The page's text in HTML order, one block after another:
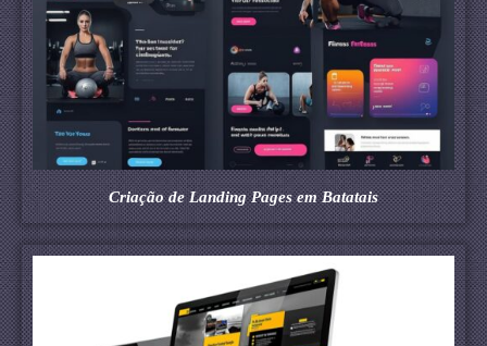
Criação de Landing Pages em Batatais